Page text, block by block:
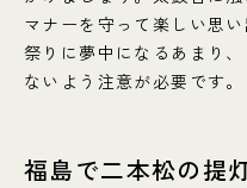
マナーを守って楽しい思
祭りに夢中になるあまり
ないよう注意が必要です。
福島で二本松の提